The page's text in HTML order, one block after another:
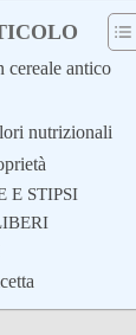
cereale antico
nutrizionali
E STIPSI